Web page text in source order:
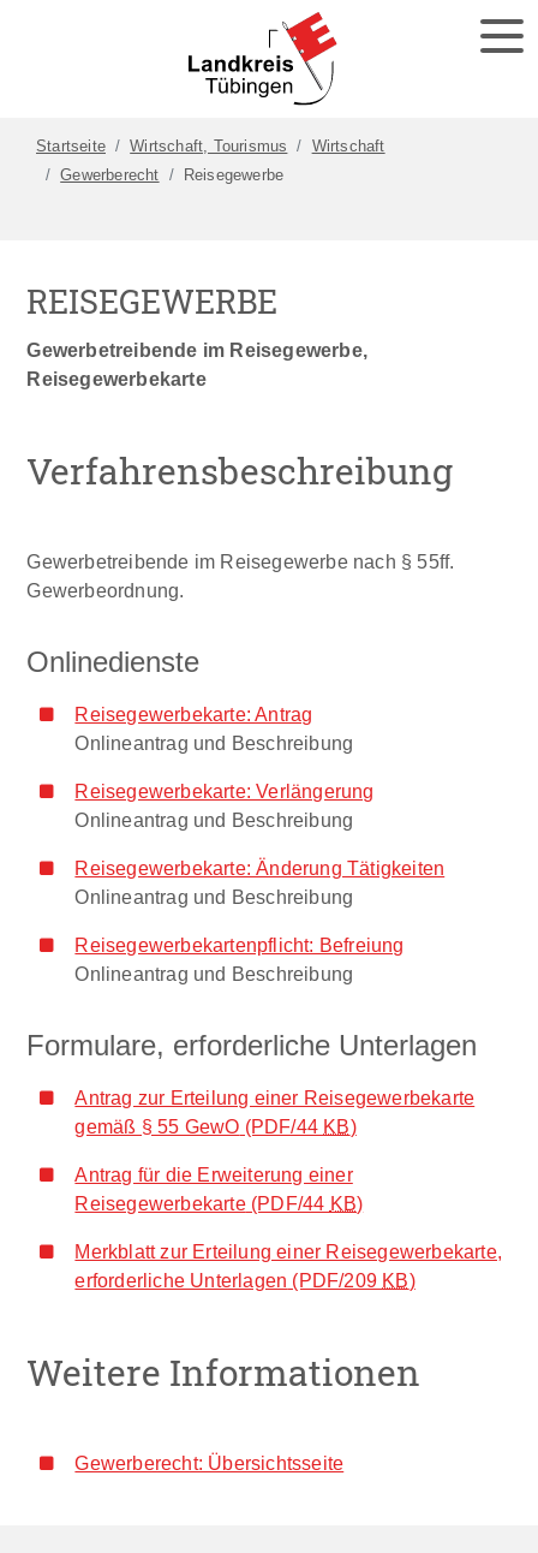
Startseite Wirtschaft, Tourismus
Wirtschaft
Gewerberecht
Reisegewerbe
REISEGEWERBE
Gewerbetreibende im Reisegewerbe,
Reisegewerbekarte
Verfahrensbeschreibung
Gewerbetreibende im Reisegewerbe nach § 55ff.
Gewerbeordnung.
Onlinedienste
Reisegewerbekarte: Antrag
Onlineantrag und Beschreibung
Reisegewerbekarte: Verlängerung
Onlineantrag und Beschreibung
Reisegewerbekarte: Änderung Tätigkeiten
Onlineantrag und Beschreibung
Reisegewerbekartenpflicht: Befreiung
Onlineantrag und Beschreibung
Formulare, erforderliche Unterlagen
Antrag zur Erteilung einer Reisegewerbekarte
gemäß § 55 GewO (PDF/44 KB)
Antrag für die Erweiterung einer
Reisegewerbekarte(PDF/44 KB)
Merkblatt zur Erteilung einer Reisegewerbekarte,
erforderliche Unterlagen (PDF/209 KB)
Weitere Informationen
Gewerberecht: Übersichtsseite